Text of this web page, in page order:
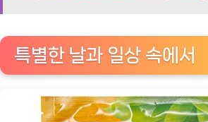
특별한 날과 일상 속에서